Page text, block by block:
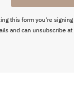
this form you're
and can unsubscribe at